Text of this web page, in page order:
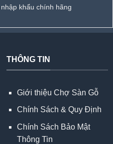
khẩu chính hãng
THÔNG TIN
Giới thiệu Chợ Sàn Gỗ
Chính Sách & Quy Định
Chính Sách Bảo Mật
Thông Tin